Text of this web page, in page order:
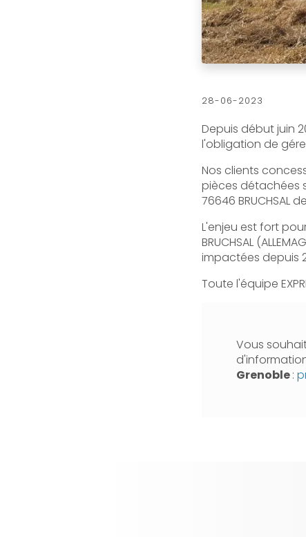
28-06-2023
Depuis début juin
l'obligation de
Nos clients
pièces détachées
76646
L'enjeu est fort pour
BRUCHSAL
impactées depuis
Toute l'équipe
Vous
Grenoble: